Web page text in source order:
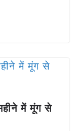
में मूंग से